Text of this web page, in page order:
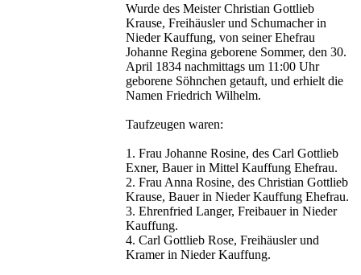
Wurde des Meister Christian Gottlieb
Krause, Freihäusler und Schumacher in
Nieder Kauffung, von seiner Ehefrau
Johanne Regina geborene Sommer, den 30.
April 1834 nachmittags um 11:00 Uhr
geborene Söhnchen getauft, und erhielt die
Namen Friedrich Wilhelm.
Taufzeugen waren:
1. Frau Johanne Rosine, des Carl Gottlieb
Exner, Bauer in Mittel Kauffung Ehefrau.
2. Frau Anna Rosine, des Christian Gottlieb
Krause, Bauer in Nieder Kauffung Ehefrau.
3. Ehrenfried Langer, Freibauer in Nieder
Kauffung.
4. Carl Gottlieb Rose, Freihäusler und
Kramer in Nieder Kauffung.